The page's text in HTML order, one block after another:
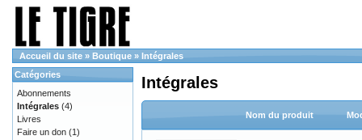
Accueil du site » Boutique » Intégrales
Intégrales
Nom du produit
Catégories
Abonnements
Intégrales (4)
Livres
Faire un don (1)